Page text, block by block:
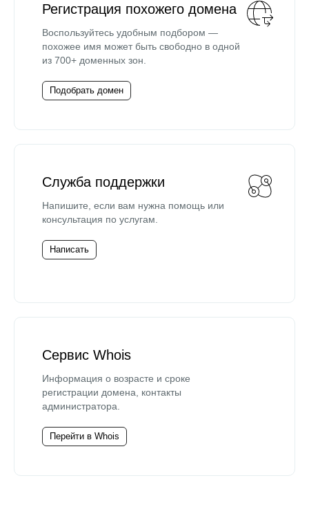
Регистрация похожего домена
Воспользуйтесь удобным подбором —
похожее имя может быть свободно в одной
из 700+ доменных зон.
Подобрать домен
Служба поддержки
Напишите, если вам нужна помощь или
консультация по услугам.
Написать
Сервис Whois
Информация о возрасте и сроке
регистрации домена, контакты
администратора.
Перейти в Whois